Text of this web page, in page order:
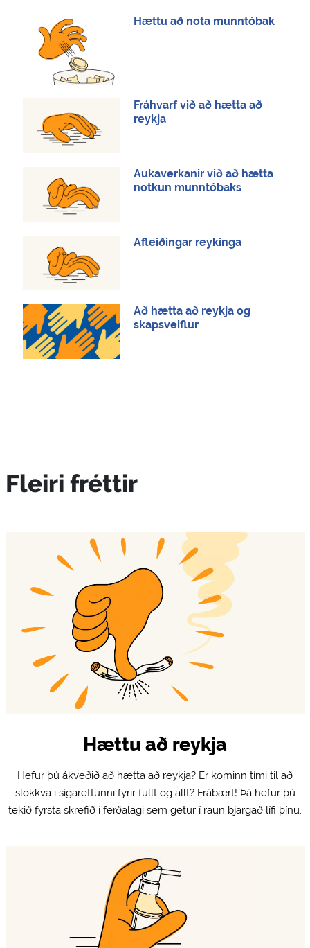
Hættu að nota munntóbak
Fráhvarf við að hætta að
reykja
Aukaverkanir við að hætta
notkun munntóbaks
Afleiðingar reykinga
Að hætta að reykja og
skapsveiflur
Fleiri fréttir
Hættu að reykja
Hefur þú ákveðið að hætta að reykja? Er kominn tími til að
slökkva í sígarettunni fyrir fullt og allt? Frábært! Þá hefur þú
tekið fyrsta skrefið í ferðalagi sem getur í raun bjargað lífi þínu.